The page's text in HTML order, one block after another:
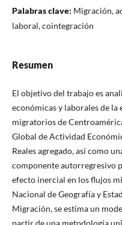
Palabras clave: Migración,
laboral, cointegración
Resumen
El objetivo del trabajo es
económicas y laborales de
migratorios de
Global de Actividad
Reales agregado, así como
componente autorregresivo
efecto inercial en los flujos
Nacional de Geografía y
Migración, se estima un